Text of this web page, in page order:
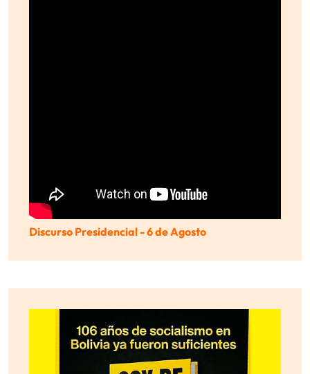
Discurso Presidencial - 6 de Agosto